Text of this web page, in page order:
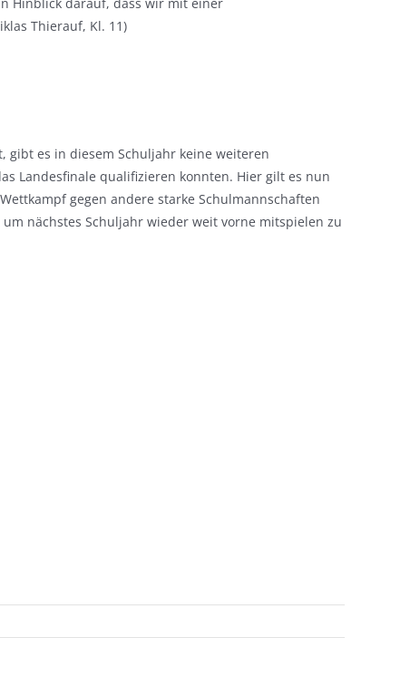
Thierauf, Kl. 11)
gibt es in diesem Schuljahr keine weiteren
Landesfinale qualifizieren konnten. Hier gilt es nun
gegen andere starke Schulmannschaften
nächstes Schuljahr wieder weit vorne mitspielen zu